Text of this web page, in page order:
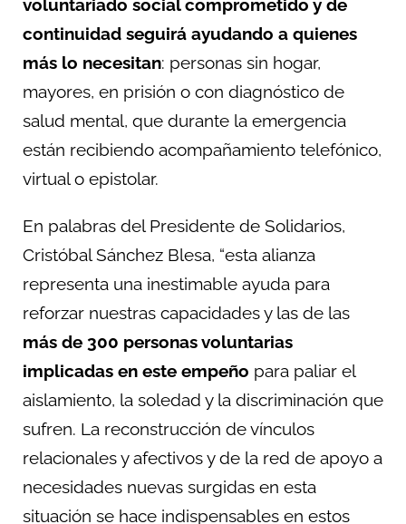
voluntariado social comprometido y de
continuidad seguirá ayudando a quienes
más lo necesitan: personas sin hogar,
mayores, en prisión o con diagnóstico de
salud mental, que durante la emergencia
están recibiendo acompañamiento telefónico,
virtual o epistolar.
En palabras del Presidente de Solidarios,
Cristóbal Sánchez Blesa, “esta alianza
representa una inestimable ayuda para
reforzar nuestras capacidades y las de las
más de 300 personas voluntarias
implicadas en este empeño para paliar el
aislamiento, la soledad y la discriminación que
sufren. La reconstrucción de vínculos
relacionales y afectivos y de la red de apoyo a
necesidades nuevas surgidas en esta
situación se hace indispensables en estos